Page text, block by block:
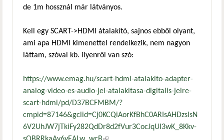
de 1m hossznál már látványos.
Kell egy SCART->HDMI átalakító, sajnos ebből olyant,
ami apa HDMI kimenettel rendelkezik, nem nagyon
láttam, szóval kb. ilyenről van szó:
https://www.emag.hu/scart-hdmi-atalakito-adapter-
analog-video-es-audio-jel-atalakitasa-digitalis-jelre-
scart-hdmi/pd/D37BCFMBM/?
cmpid=87146&gclid=Cj0KCQiAorKfBhC0ARIsAHDzslsN
6V2UhJW7jTkiFy282QdDr8d2fVur3CocJqUI3wK_8Kkv-